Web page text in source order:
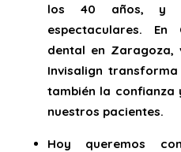
los 40 años, y
espectaculares.
dental en Zaragoza,
Invisalign
también la
nuestros pacientes.
Hoy queremos